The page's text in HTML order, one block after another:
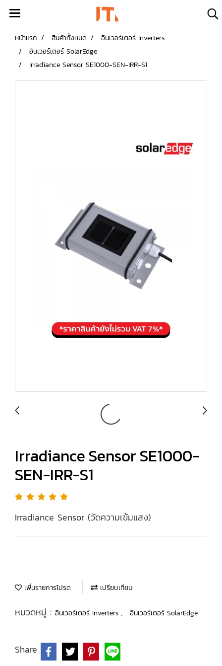
หน้าแรก สินค้าทั้งหมด
อินเวอร์เตอร์ Inverters
อินเวอร์เตอร์ SolarEdge
Irradiance Sensor SE1000-SEN-IRR-S1
Irradiance Sensor SE1000-
SEN-IRR-S1
Irradiance Sensor (วัดความเข้มแสง)
เพิ่มรายการโปรด เปรียบเทียบ
หมวดหมู่ : อินเวอร์เตอร์ Inverters , อินเวอร์เตอร์ SolarEdge
Share